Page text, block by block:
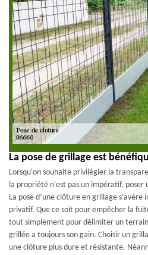
La pose de grillage est
Lorsqu'on souhaite privilégier la
la propriété n'est pas un impératif, poser
La pose d’une clôture en grillage
privatif. Que ce soit pour empêcher la
tout simplement pour délimiter un
grillée a toujours son gain. Choisir un
une clôture plus dure et résistante.